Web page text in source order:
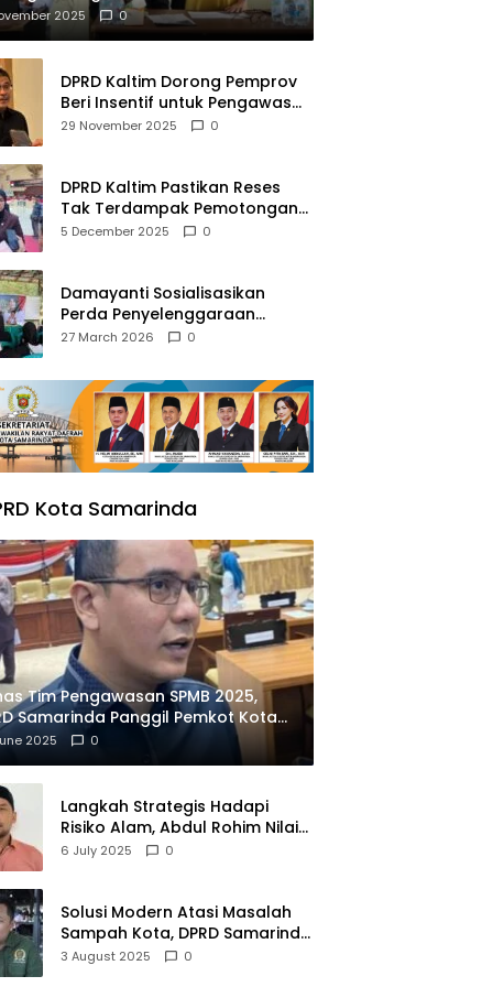
NAPZA
2025 0
DPRD Kaltim Dorong Pemprov
Beri Insentif untuk Pengawas
Madrasah dan Pendidikan
29 November 2025 0
DPRD Kaltim Pastikan Reses
Tak Terdampak Pemotongan
Transfer Dana Pusat
5 December 2025 0
Damayanti Sosialisasikan
Perda Penyelenggaraan
Pendidikan Pancasila dan
27 March 2026 0
Kota Samarinda
Tim Pengawasan SPMB 2025,
Samarinda Panggil Pemkot Kota
2025 0
Langkah Strategis Hadapi
Risiko Alam, Abdul Rohim Nilai
Samarinda Siap Jadi Pusat
6 July 2025 0
Solusi Modern Atasi Masalah
Sampah Kota, DPRD Samarinda
Dukung Penuh Proyek PLTSA
3 August 2025 0